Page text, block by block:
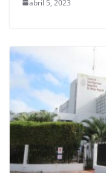
abril 5, 2023